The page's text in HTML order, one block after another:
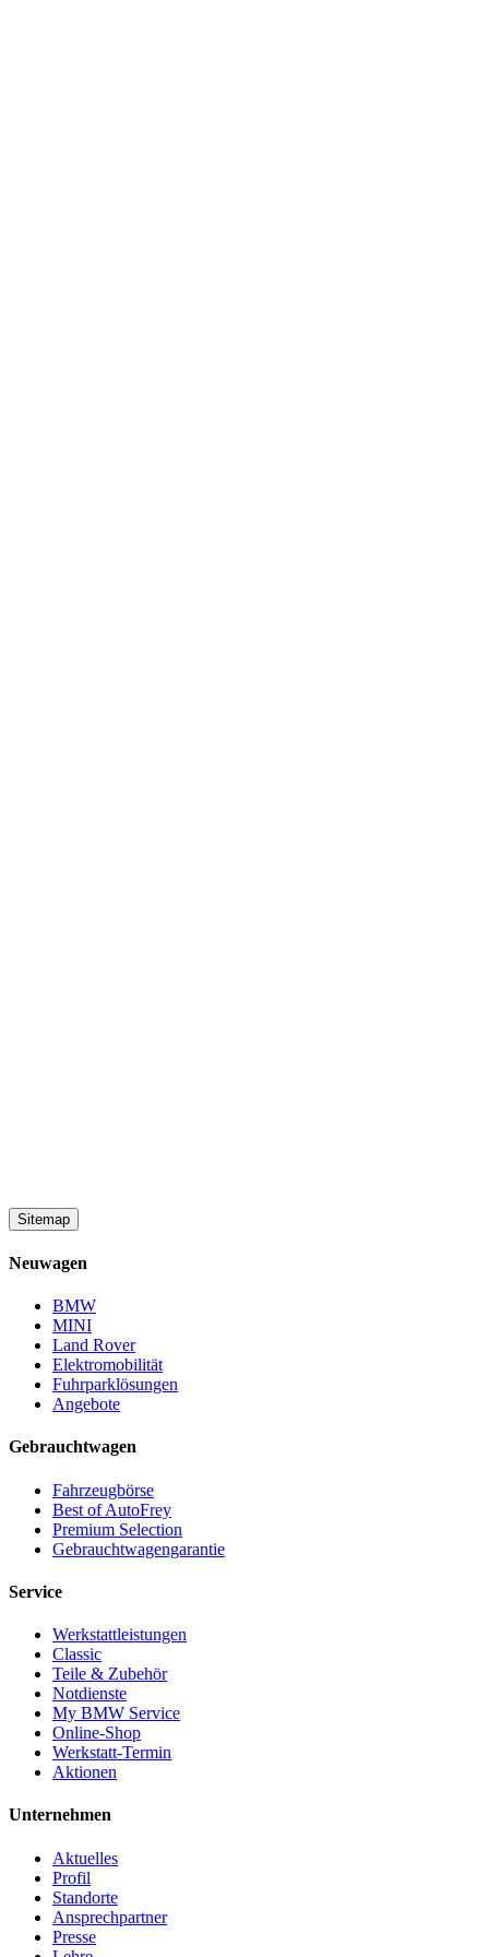
Sitemap
Neuwagen
BMW
MINI
Land Rover
Elektromobilität
Fuhrparklösungen
Angebote
Gebrauchtwagen
Fahrzeugbörse
Best of AutoFrey
Premium Selection
Gebrauchtwagengarantie
Service
Werkstattleistungen
Classic
Teile & Zubehör
Notdienste
My BMW Service
Online-Shop
Werkstatt-Termin
Aktionen
Unternehmen
Aktuelles
Profil
Standorte
Ansprechpartner
Presse